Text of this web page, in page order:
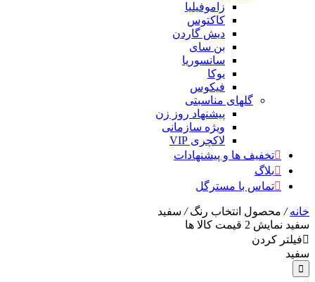
زاموفیلیا
کاکتوس
دیش گاردن
بن سای
سانسوریا
یوکا
فیکوس
گلهای مناسبتی
پیشنهاد روز زن
ویژه سازمانی
لاکچری VIP
تخفیف ها و پیشنهادات
بلاگ
تماس با مسترگل
خانه/ محصول انتخاب رنگ/ سفید
سفید نمایش 2 قیمت کالا ها
فیلتر کردن
سفید